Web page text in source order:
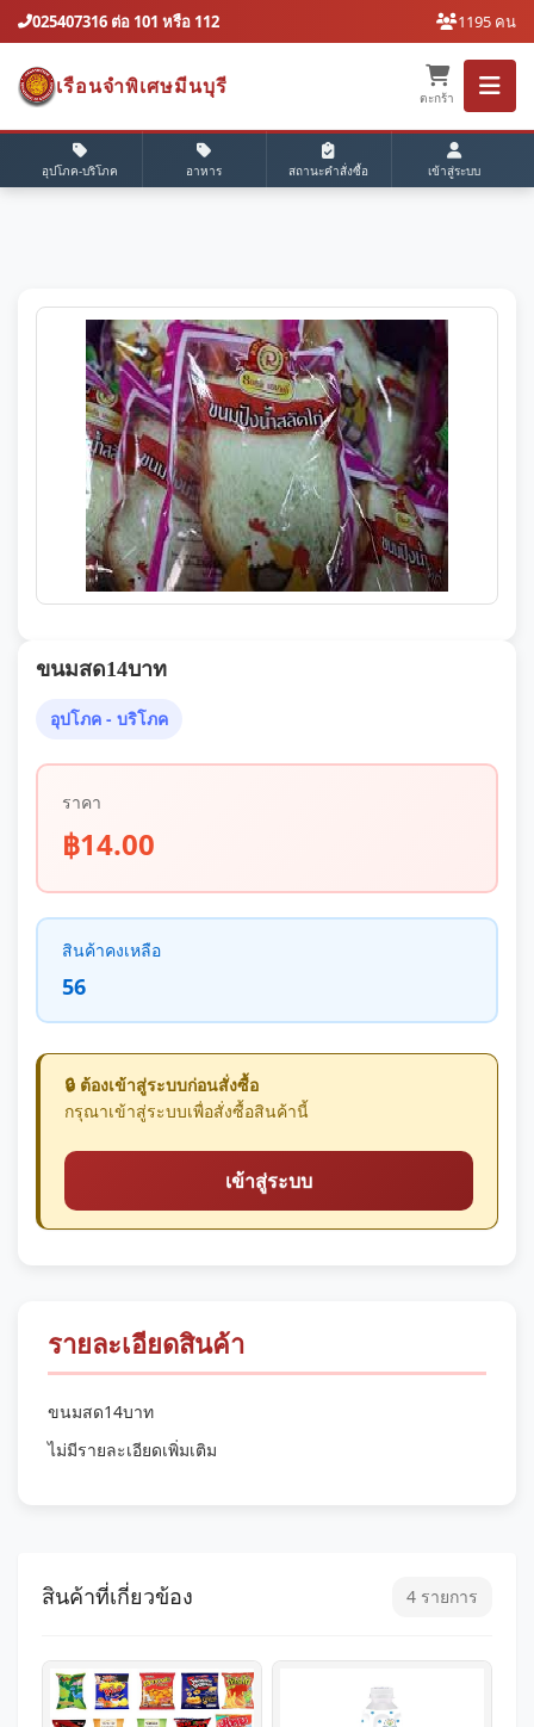
025407316 ต่อ 101 หรือ 112 1195 คน
เรือนจำพิเศษมีนบุรี
ตะกร้า
อุปโภค-บริโภค อาหาร สถานะคำสั่งซื้อ เข้าสู่ระบบ
ขนมสด14บาท
อุปโภค - บริโภค
ราคา
฿14.00
สินค้าคงเหลือ
56
🔒 ต้องเข้าสู่ระบบก่อนสั่งซื้อ
กรุณาเข้าสู่ระบบเพื่อสั่งซื้อสินค้านี้
เข้าสู่ระบบ
รายละเอียดสินค้า
ขนมสด14บาท
ไม่มีรายละเอียดเพิ่มเติม
สินค้าที่เกี่ยวข้อง 4 รายการ